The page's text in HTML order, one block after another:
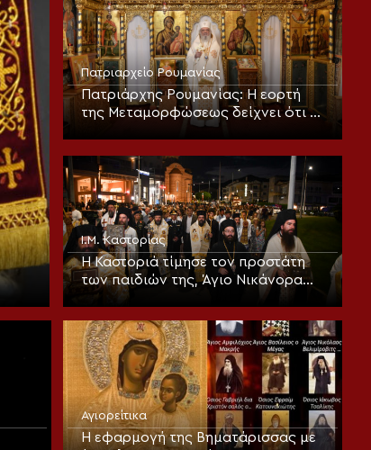
Πατριαρχείο Ρουμανίας
Πατριάρχης Ρουμανίας: Η εορτή
της Μεταμορφώσεως δείχνει ότι ο
άνθρωπος είναι φτιαγμένος για
Ι.Μ. Καστορίας
Η Καστοριά τίμησε τον προστάτη
των παιδιών της, Άγιο Νικάνορα
τον Θαυματουργό
Αγιορείτικα
Η εφαρμογή της Βηματάρισσας με